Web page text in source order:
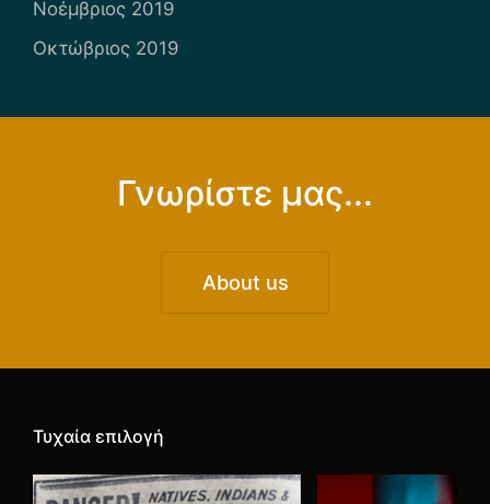
Νοέμβριος 2019
Οκτώβριος 2019
Γνωρίστε μας...
About us
Τυχαία επιλογή